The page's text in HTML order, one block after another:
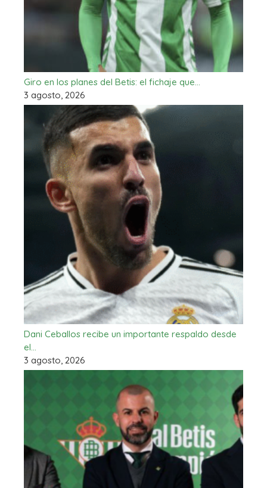
Giro en los planes del Betis: el fichaje que…
3 agosto, 2026
Dani Ceballos recibe un importante respaldo desde
el…
3 agosto, 2026